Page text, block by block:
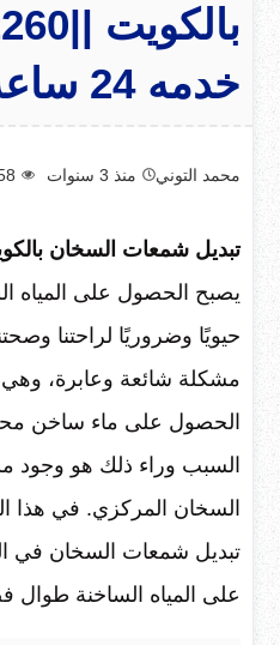
خدمه 24 ساعه
محمد التوني منذ 3 سنوات
تبديل شمعات السخان
يصبح الحصول على المياه
حيويًا وضروريًا لراحتنا
مشكلة شائعة وعابرة، وهي
الحصول على ماء ساخن
السبب وراء ذلك هو
السخان المركزي. في هذا
تبديل شمعات السخان في
على المياه الساخنة طوال